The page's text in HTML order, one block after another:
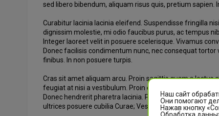
sed libero bibendum, aliquam risus quis, pretium sapien.
Curabitur lacinia lacinia eleifend. Suspendisse fringilla
dignissim molestie, mi odio faucibus purus, ac tempus
Integer laoreet velit in posuere scelerisque. Vivamus
Donec facilisis condimentum nunc, nec consequat
finibus. In non posuere turpis.
Cras sit amet aliquam arcu. Proin sagittis quam a
feugiat at nisi a vestibulum. Proin consectetur posuere
Donec hendrerit pharetra lacinia. Praesent at tincidunt
ultrices posuere cubilia Curae; Vestibulum volutpat
Наш сайт
Они помогают
Нажав кнопку